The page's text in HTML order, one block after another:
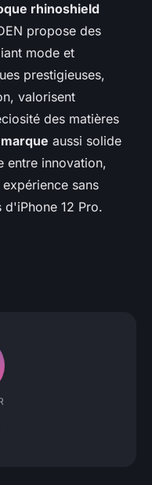
rhinoshield
propose des
mode et
prestigieuses,
valorisent
des matières
aussi solide
entre innovation,
sans
12 Pro.